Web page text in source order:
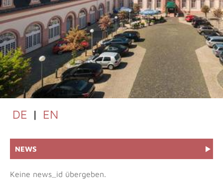
DE | EN
NEWS
Keine news_id übergeben.